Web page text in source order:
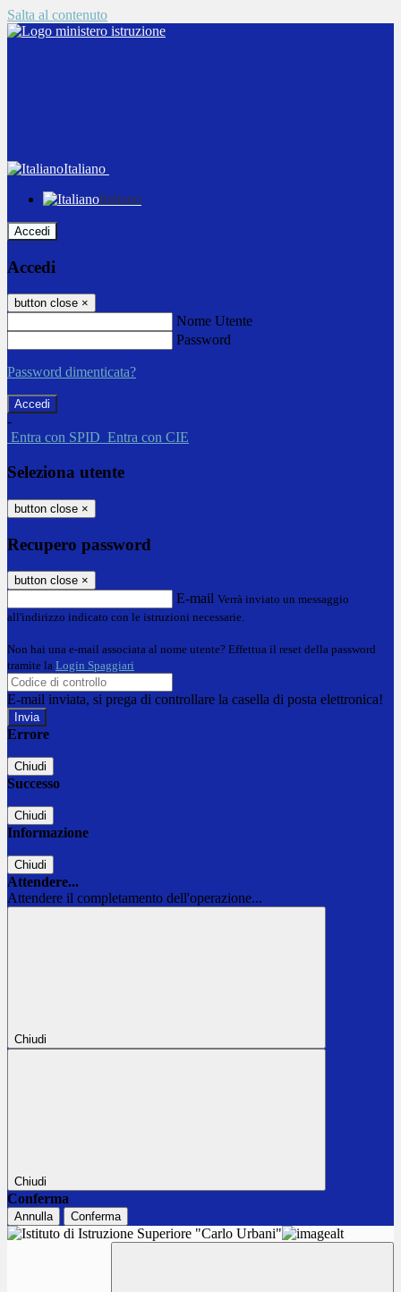
Salta al contenuto
Italiano
Italiano
Accedi
Accedi
button close ×
Nome Utente
Password
Password dimenticata?
-
Entra con SPID Entra con CIE
Seleziona utente
button close ×
Recupero password
button close ×
E-mail Verrà inviato un messaggio
all'indirizzo indicato con le istruzioni necessarie.
Non hai una e-mail associata al nome utente? Effettua il reset della password
tramite la Login Spaggiari
E-mail inviata, si prega di controllare la casella di posta elettronica!
Errore
Chiudi
Successo
Chiudi
Informazione
Chiudi
Attendere...
Attendere il completamento dell'operazione...
Chiudi
Chiudi
Conferma
Annulla Conferma